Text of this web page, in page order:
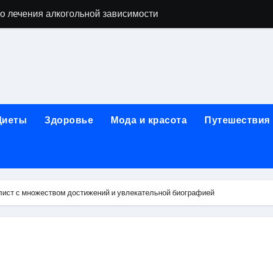
лечения алкогольной зависимости
для маникюра, педикюра, дизайна ногтей,
огнезащитной изоляции для промышленных объектов
и Таджикистаном: варианты билетов и требования к
к консультации, методы обследования и ход приема
Здоровье Мода и красота Путешествия
с множеством достижений и увлекательной биографией